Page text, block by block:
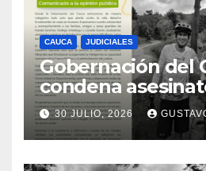
CAUCA JUDICIALES
Gobernación del
condena
ciudadanos y exige medidas
urgentes al
Nacional
30 JULIO, 2026